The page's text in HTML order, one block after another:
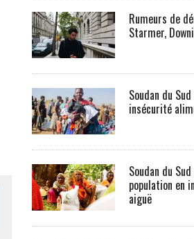
Rumeurs de
Starmer,
Soudan du
insécurité
Soudan du
population en
aiguë